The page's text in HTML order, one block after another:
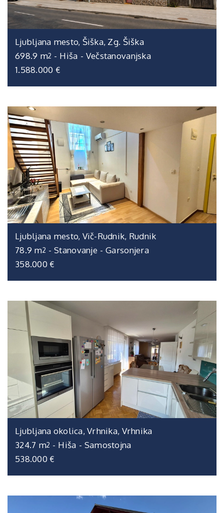
Ljubljana mesto, Šiška, Zg. Šiška
698.9 m2 - Hiša - Večstanovanjska
1.588.000 €
Ljubljana mesto, Vič-Rudnik, Rudnik
78.9 m2 - Stanovanje - Garsonjera
358.000 €
Ljubljana okolica, Vrhnika, Vrhnika
324.7 m2 - Hiša - Samostojna
538.000 €